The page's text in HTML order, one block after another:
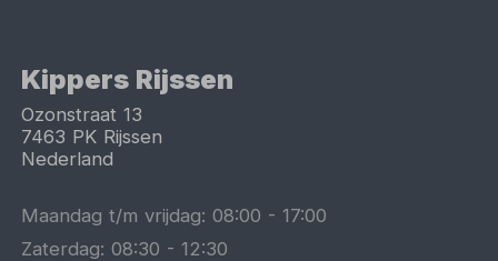
Kippers Rijssen
Ozonstraat 13
7463 PK Rijssen
Nederland
Maandag t/m vrijdag:08:00 -17:00
Zaterdag:08:30 -12:30